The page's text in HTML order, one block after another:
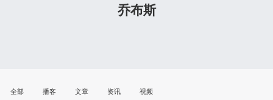
乔布斯
全部 播客 文章 资讯 视频